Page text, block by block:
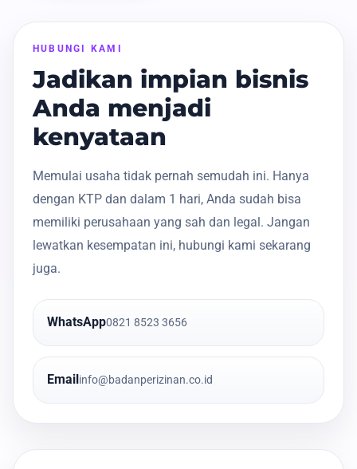
HUBUNGI KAMI
Jadikan impian bisnis
Anda menjadi
kenyataan
Memulai usaha tidak pernah semudah ini. Hanya
dengan KTP dan dalam 1 hari, Anda sudah bisa
memiliki perusahaan yang sah dan legal. Jangan
lewatkan kesempatan ini, hubungi kami sekarang
juga.
WhatsApp0821 8523 3656
Email info@badanperizinan.co.id